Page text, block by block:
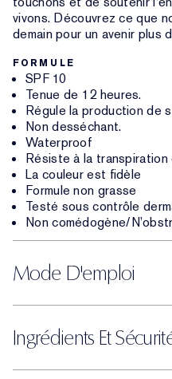
vivons. Découvrez ce que
demain pour un avenir plus
FORMULE
SPF 10
Tenue de 12 heures.
Régule la production de
Non desséchant.
Waterproof
Résiste à la transpiration
La couleur est fidèle
Formule non grasse
Testé sous contrôle
Non comédogène/
Mode D'emploi
Ingrédients Et